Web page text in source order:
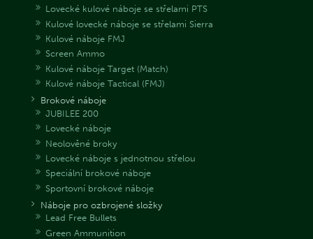
Lovecké kulové náboje se střelami PTS
Kulové lovecké náboje se střelami Sierra
Kulové náboje FMJ
Screen Ammo
Kulové náboje Target (Match)
Kulové náboje Tactical (FMJ)
Brokové náboje
JUBILEE 200
Lovecké náboje
Neolověné broky
Lovecké náboje s jednotnou střelou
Speciální brokové náboje
Sportovní brokové náboje
Náboje pro ozbrojené složky
Lead Free Bullets
Green Ammunition